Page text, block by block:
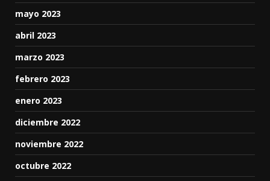
mayo 2023
abril 2023
marzo 2023
febrero 2023
enero 2023
diciembre 2022
noviembre 2022
octubre 2022